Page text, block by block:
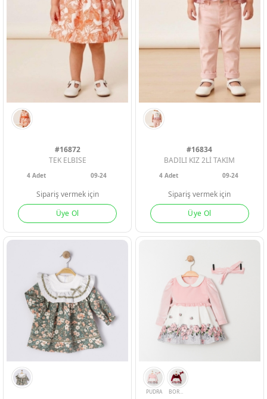
#16872
TEK ELBISE
4Adet 09-24
Sipariş vermek için
Üye Ol
#16834
BADILI KIZ 2Lİ TAKIM
4 Adet 09-24
Sipariş vermek için
Üye Ol